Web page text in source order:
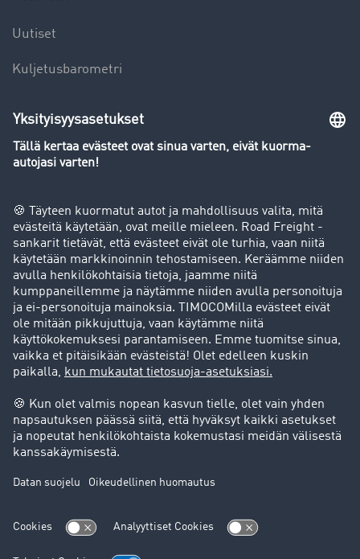
Uutiset
Kuljetusbarometri
Yleiskatsaus rahtipörssiin
Success stories
Asiakassuosittelut
Goodies
Tukipalvelu
Tukipalvelu
Oikeudelliset asiat
Julkaisutiedot
Yleiset käyttöehdot